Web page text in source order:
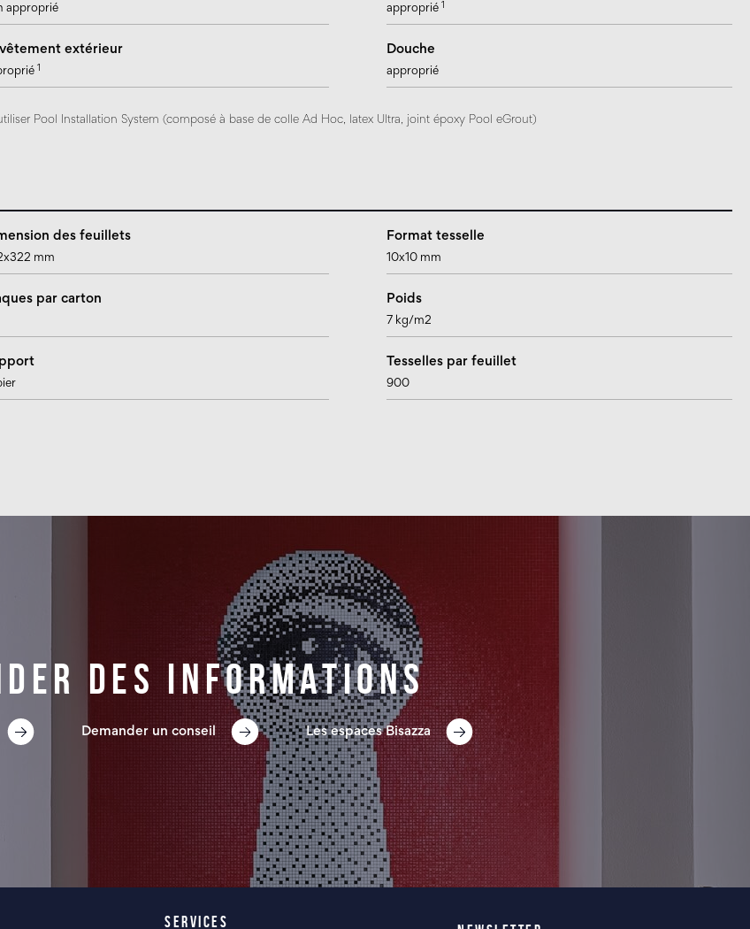
approprié approprié 1
extérieur
1
Douche
approprié
Pool Installation System (composé à base de colle Ad Hoc, latex Ultra, joint époxy Pool eGrout)
des feuillets
mm
Format tesselle
10x10 mm
par carton Poids
7 kg/m2
Tesselles par feuillet
900
des informations
Demander un conseil Les espaces Bisazza
SERVICES